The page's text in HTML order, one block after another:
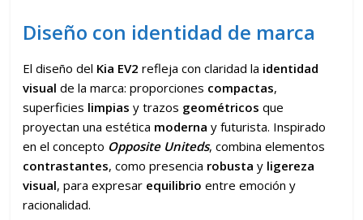
Diseño con identidad de marca
El diseño del Kia EV2refleja con claridad la identidad
visual de la marca: proporciones compactas,
superficies limpias y trazos geométricos que
proyectan una estética moderna y futurista. Inspirado
en el concepto Opposite Uniteds, combina elementos
contrastantes, como presencia robusta y ligereza
visual, para expresar equilibrio entre emoción y
racionalidad.